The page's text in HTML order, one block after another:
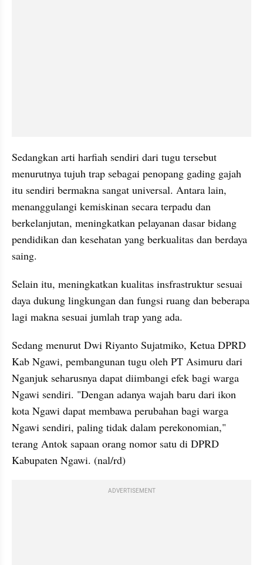
Sedangkan arti harfiah sendiri dari tugu tersebut
menurutnya tujuh trap sebagai penopang gading gajah
itu sendiri bermakna sangat universal. Antara lain,
menanggulangi kemiskinan secara terpadu dan
berkelanjutan, meningkatkan pelayanan dasar bidang
pendidikan dan kesehatan yang berkualitas dan berdaya
saing.
Selain itu, meningkatkan kualitas insfrastruktur sesuai
daya dukung lingkungan dan fungsi ruang dan beberapa
lagi makna sesuai jumlah trap yang ada.
Sedang menurut Dwi Riyanto Sujatmiko, Ketua DPRD
Kab Ngawi, pembangunan tugu oleh PT Asimuru dari
Nganjuk seharusnya dapat diimbangi efek bagi warga
Ngawi sendiri. "Dengan adanya wajah baru dari ikon
kota Ngawi dapat membawa perubahan bagi warga
Ngawi sendiri, paling tidak dalam perekonomian,"
terang Antok sapaan orang nomor satu di DPRD
Kabupaten Ngawi. (nal/rd)
ADVERTISEMENT